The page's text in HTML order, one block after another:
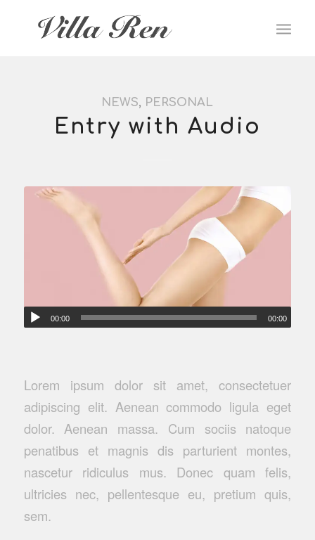
NEWS, PERSONAL
Entry with Audio
00:00 00:00
Lorem ipsum dolor sit amet, consectetuer
adipiscing elit. Aenean commodo ligula eget
dolor. Aenean massa. Cum sociis natoque
penatibus et magnis dis parturient montes,
nascetur ridiculus mus. Donec quam felis,
ultricies nec, pellentesque eu, pretium quis,
sem.